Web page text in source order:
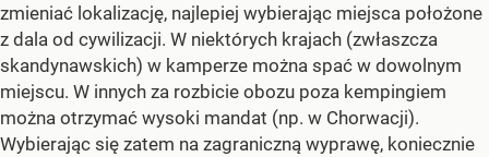
zmieniać lokalizację, najlepiej wybierając miejsca położone
z dala od cywilizacji. W niektórych krajach (zwłaszcza
skandynawskich) w kamperze można spać w dowolnym
miejscu. W innych za rozbicie obozu poza kempingiem
można otrzymać wysoki mandat (np. w Chorwacji).
Wybierając się zatem na zagraniczną wyprawę, koniecznie